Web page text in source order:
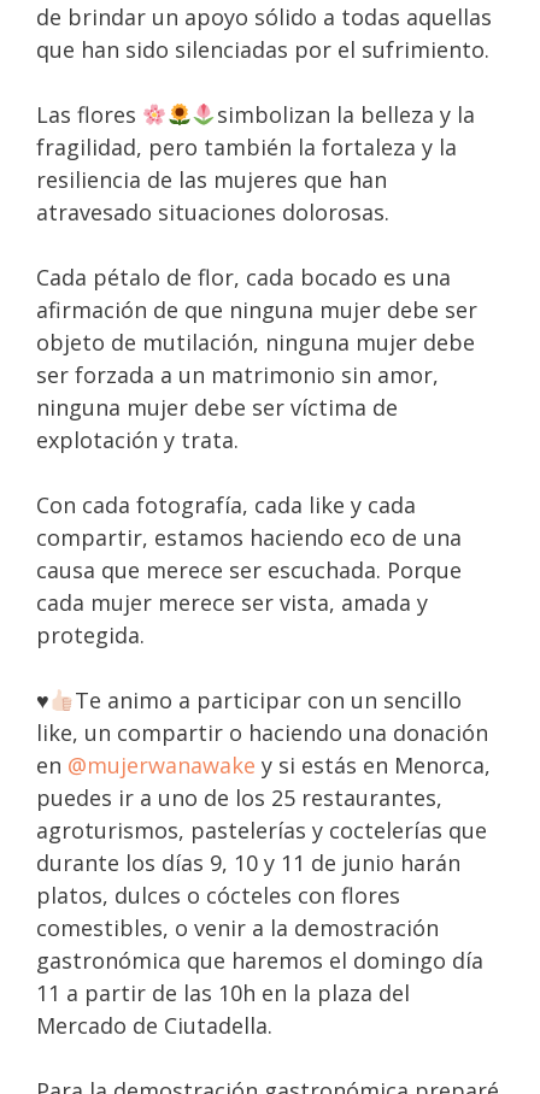
de brindar un apoyo sólido a todas aquellas
que han sido silenciadas por el sufrimiento.
Las flores
simbolizan la belleza y la
fragilidad, pero también la fortaleza y la
resiliencia de las mujeres que han
atravesado situaciones dolorosas.
Cada pétalo de flor, cada bocado es una
afirmación de que ninguna mujer debe ser
objeto de mutilación, ninguna mujer debe
ser forzada a un matrimonio sin amor,
ninguna mujer debe ser víctima de
explotación y trata.
Con cada fotografía, cada like y cada
compartir, estamos haciendo eco de una
causa que merece ser escuchada. Porque
cada mujer merece ser vista, amada y
protegida.
♥️
Te animo a participar con un sencillo
like, un compartir o haciendo una donación
en @mujerwanawake y si estás en Menorca,
puedes ir a uno de los 25 restaurantes,
agroturismos, pastelerías y coctelerías que
durante los días 9, 10 y 11 de junio harán
platos, dulces o cócteles con flores
comestibles, o venir a la demostración
gastronómica que haremos el domingo día
11 a partir de las 10h en la plaza del
Mercado de Ciutadella.